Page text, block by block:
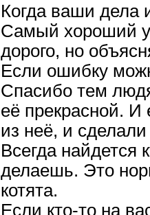
Когда ваши дела
Самый хороший
дорого, но
Если ошибку
Спасибо тем
её прекрасной.
из неё, и
Всегда найдется
делаешь. Это
котята.
Если кто-то на